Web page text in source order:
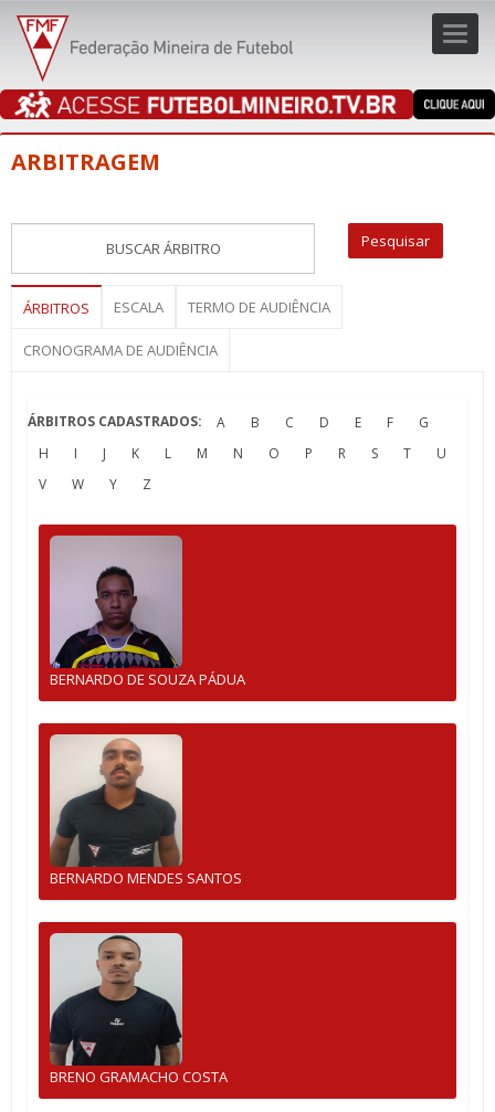
ARBITRAGEM
ÁRBITROS ESCALA TERMO DE AUDIÊNCIA
CRONOGRAMA DE AUDIÊNCIA
ÁRBITROS CADASTRADOS: A B C D E F
G
H
I J K L M N O P R S T
U
V
W Y Z
BERNARDO DE SOUZA PÁDUA
BERNARDO MENDES SANTOS
BRENO GRAMACHO COSTA